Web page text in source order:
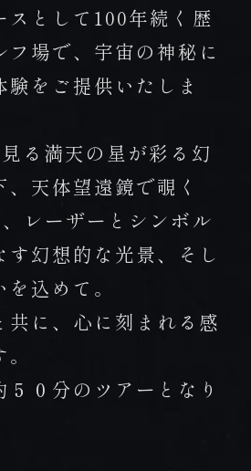
スとして100年続く歴
フ場で、宇宙の神秘に
をご提供いたしま
る満天の星が彩る幻
天体望遠鏡で覗く
レーザーとシンボル
す幻想的な光景、そし
込めて。
共に、心に刻まれる感
０分のツアーとなり